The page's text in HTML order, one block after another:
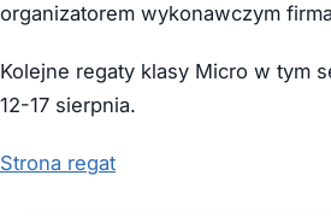
organizatorem wykonawczym
Kolejne regaty klasy Micro w tym
12-17 sierpnia.
Strona regat